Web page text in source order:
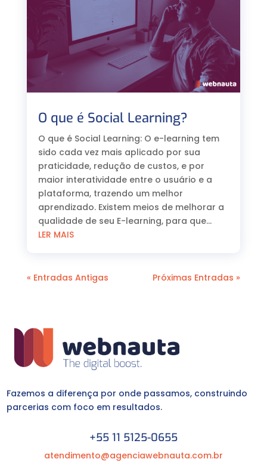
O que é Social Learning?
O que é Social Learning: O e-learning tem
sido cada vez mais aplicado por sua
praticidade, redução de custos, e por
maior interatividade entre o usuário e a
plataforma, trazendo um melhor
aprendizado. Existem meios de melhorar a
qualidade de seu E-learning, para que...
LER MAIS
« Entradas Antigas Próximas Entradas »
Fazemos a diferença por onde passamos, construindo
parcerias com foco em resultados.
+55 11 5125-0655
atendimento@agenciawebnauta.com.br